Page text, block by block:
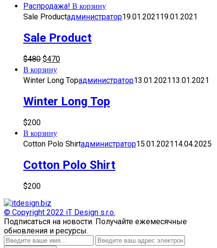
Распродажа! В корзину
Sale Productадминистратор19.01.202119.01.2021
Sale Product
$480 $470
В корзину
Winter Long Topадминистратор13.01.202113.01.2021
Winter Long Top
$200
В корзину
Cotton Polo Shirtадминистратор15.01.202114.04.2025
Cotton Polo Shirt
$200
© Copyright 2022 iT Design s.r.o.
Подписаться на новости. Получайте ежемесячные
обновления и ресурсы.